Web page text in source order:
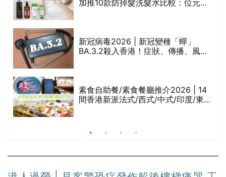
加推10款防掉髮洗髮水比較：位元
新冠病毒2026 | 新冠變種「蟬」
BA.3.2殺入香港！症狀、傳播、風險
素食自助餐/素食餐廳推介2026 | 14
間香港新派法式/西式/中式/印度/東南